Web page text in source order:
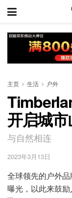
主页 生活 户外
开启城
与自然相连
2023年3月13日
全球领先的户外
曝光，以此来鼓励